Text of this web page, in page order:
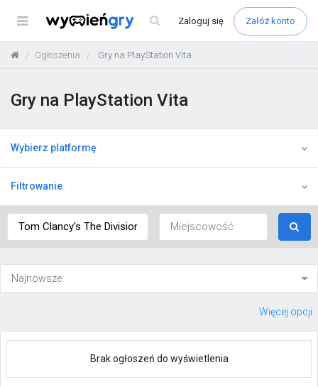
Menu Zaloguj się Załóż konto
Ogłoszenia Gry na PlayStation Vita
Gry na PlayStation Vita
Wybierz platformę
Filtrowanie
Więcej opcji
Brak ogłoszeń do wyświetlenia